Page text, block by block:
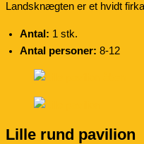
Landsknægten er et hvidt
Antal: 1 stk.
Antal personer: 8-12
Lille rund pavilion